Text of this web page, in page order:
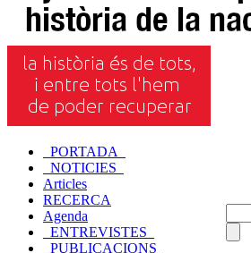
_PORTADA_
_NOTICIES_
Articles
RECERCA
Agenda
_ENTREVISTES_
_PUBLICACIONS_